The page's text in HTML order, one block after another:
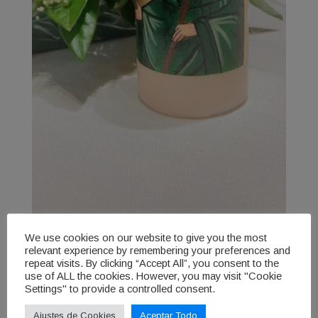
Cirio pintado a mano Pan de
Oro
58,00€
We use cookies on our website to give you the most
relevant experience by remembering your preferences and
repeat visits. By clicking “Accept All”, you consent to the
use of ALL the cookies. However, you may visit "Cookie
Settings" to provide a controlled consent.
Ajustes de Cookies Aceptar Todo